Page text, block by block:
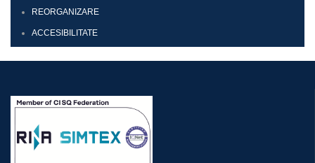
REORGANIZARE
ACCESIBILITATE